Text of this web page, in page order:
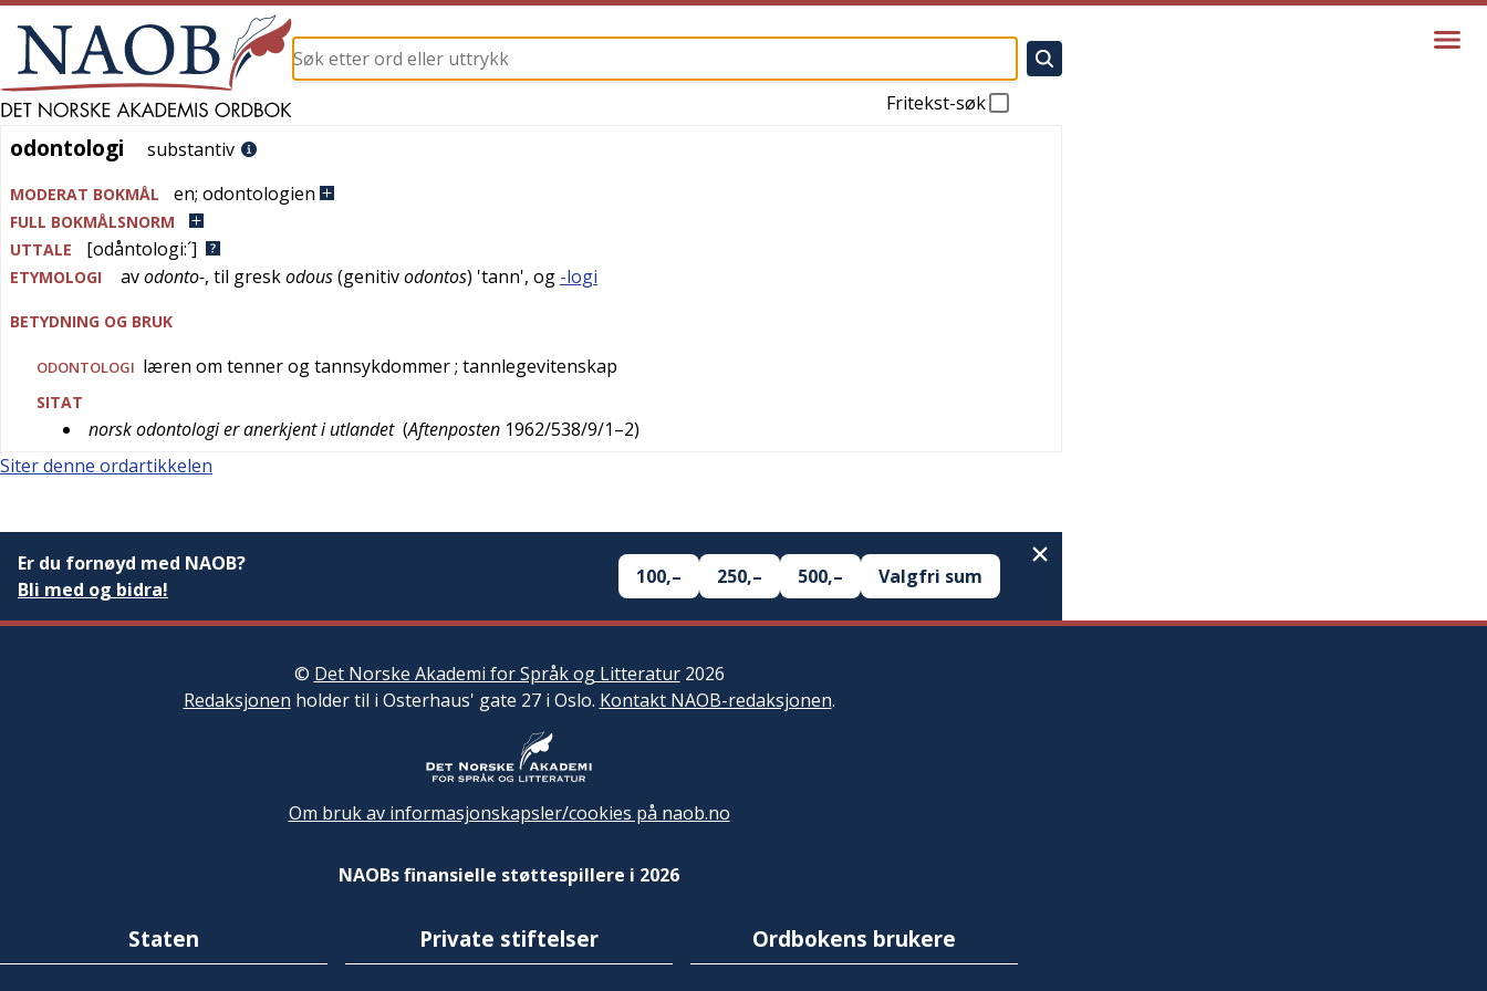
Fritekst-søk
odontologi
odontologi substantiv
MODERAT BOKMÅL en; odontologien
FULL BOKMÅLSNORM
UTTALE
[odåntologi:´]
ETYMOLOGI avodonto-, til greskodous(genitivodontos) 'tann', og -logi
BETYDNING OG BRUK
ODONTOLOGI læren om tenner og tannsykdommer; tannlegevitenskap
SITAT
norsk odontologi er anerkjent i utlandet (Aftenposten 1962/538/9/1–2)
Siter denne ordartikkelen
Er du fornøyd med NAOB?
Bli med og bidra!
100,– 250,– 500,– Valgfri sum
© Det Norske Akademi for Språk og Litteratur2026
Redaksjonen holder til i Osterhaus' gate 27 i Oslo. Kontakt NAOB-redaksjonen.
Om bruk av informasjonskapsler/cookies på naob.no
NAOBs finansielle støttespillere i 2026
Staten Private stiftelser Ordbokens brukere